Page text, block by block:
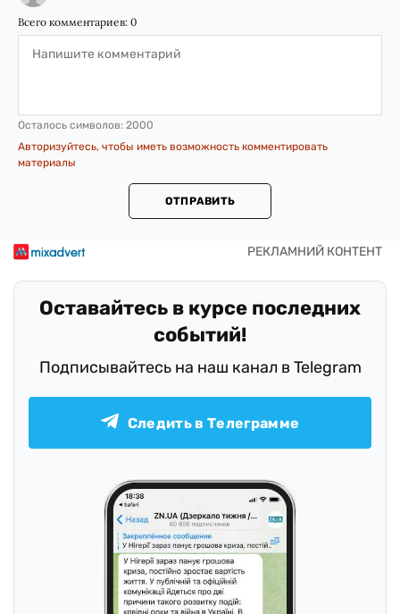
Всего комментариев: 0
Осталось символов: 2000
Авторизуйтесь, чтобы иметь возможность комментировать
материалы
ОТПРАВИТЬ
Оставайтесь в курсе последних
событий!
Подписывайтесь на наш канал в Telegram
Следить в Телеграмме